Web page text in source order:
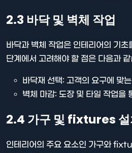
2.3 바닥 및 벽체 작업
바닥과 벽체 작업은 인테리어의 기초
단계에서 고려해야 할 점은 다음과
바닥재 선택: 고객의 요구에 맞
벽체 마감: 도장 및 타일 작업을
2.4 가구 및 fixtures 설
인테리어의 주요 요소인 가구와